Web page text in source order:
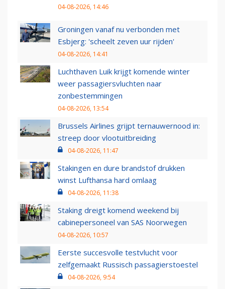
04-08-2026, 14:46
Groningen vanaf nu verbonden met
Esbjerg: 'scheelt zeven uur rijden'
04-08-2026, 14:41
Luchthaven Luik krijgt komende winter
weer passagiersvluchten naar
zonbestemmingen
04-08-2026, 13:54
Brussels Airlines grijpt ternauwernood in:
streep door vlootuitbreiding
04-08-2026, 11:47
Stakingen en dure brandstof drukken
winst Lufthansa hard omlaag
04-08-2026, 11:38
Staking dreigt komend weekend bij
cabinepersoneel van SAS Noorwegen
04-08-2026, 10:57
Eerste succesvolle testvlucht voor
zelfgemaakt Russisch passagierstoestel
04-08-2026, 9:54